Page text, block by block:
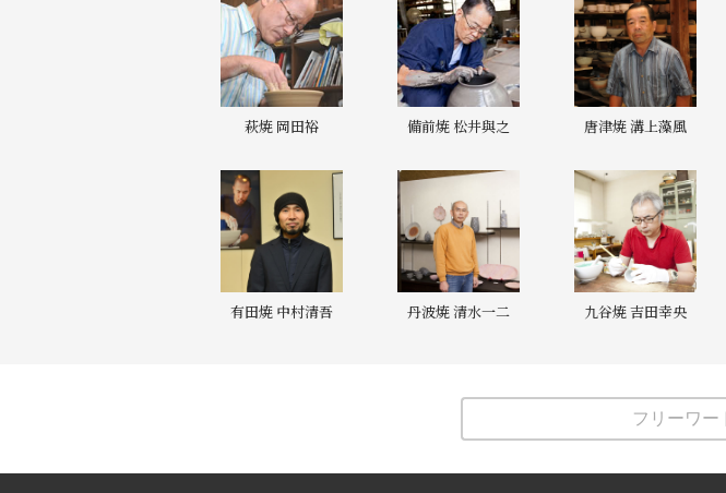
萩焼 岡田裕 備前焼 松井與之 唐津焼 溝上藻風
有田焼 中村清吾 丹波焼 清水一二 九谷焼 吉田幸央